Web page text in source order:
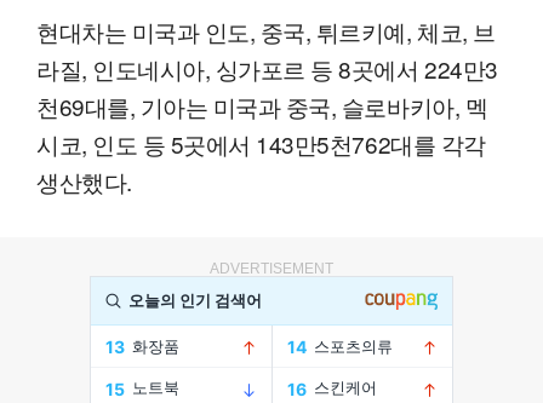
현대차는 미국과 인도, 중국, 튀르키예, 체코, 브
라질, 인도네시아, 싱가포르 등 8곳에서 224만3
천69대를, 기아는 미국과 중국, 슬로바키아, 멕
시코, 인도 등 5곳에서 143만5천762대를 각각
생산했다.
ADVERTISEMENT